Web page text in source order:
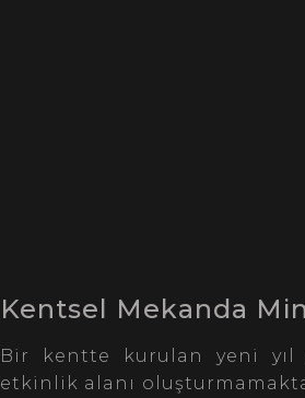
Kentsel Mekanda
Bir kentte kurulan yeni yıl
etkinlik alanı